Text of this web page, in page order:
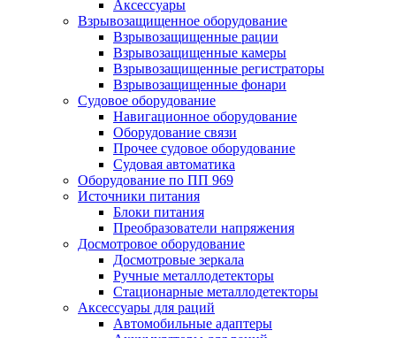
Аксессуары
Взрывозащищенное оборудование
Взрывозащищенные рации
Взрывозащищенные камеры
Взрывозащищенные регистраторы
Взрывозащищенные фонари
Судовое оборудование
Навигационное оборудование
Оборудование связи
Прочее судовое оборудование
Судовая автоматика
Оборудование по ПП 969
Источники питания
Блоки питания
Преобразователи напряжения
Досмотровое оборудование
Досмотровые зеркала
Ручные металлодетекторы
Стационарные металлодетекторы
Аксессуары для раций
Автомобильные адаптеры